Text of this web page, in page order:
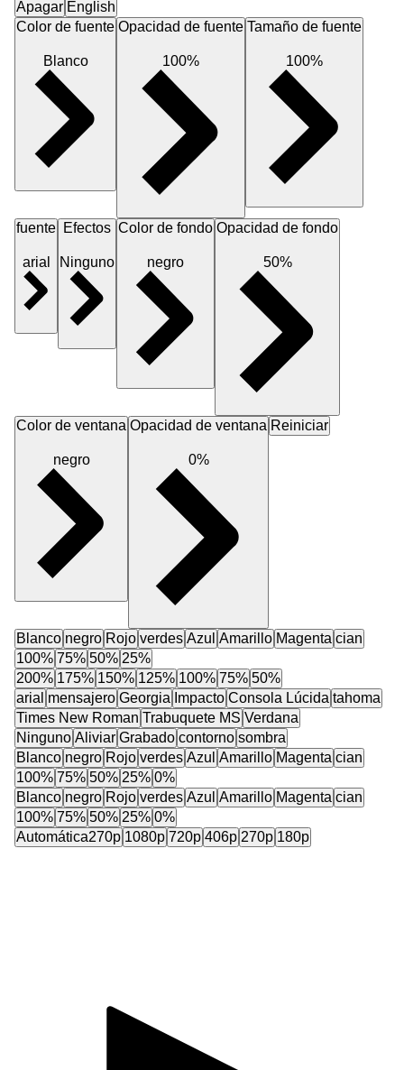
Apagar English
Color de fuente
Blanco
Opacidad de fuente
100%
Tamaño de fuente
100%
fuente
arial
Efectos
Ninguno
Color de fondo
negro
Opacidad de fondo
50%
Color de ventana
negro
Opacidad de ventana
0%
Reiniciar
Blanco negro Rojo verdes Azul Amarillo Magenta cian
100% 75% 50% 25%
200% 175% 150% 125% 100% 75% 50%
arial mensajero Georgia Impacto Consola Lúcida tahoma
Times New Roman Trabuquete MS Verdana
Ninguno Aliviar Grabado contorno sombra
Blanco negro Rojo verdes Azul Amarillo Magenta cian
100% 75% 50% 25% 0%
Blanco negro Rojo verdes Azul Amarillo Magenta cian
100% 75% 50% 25% 0%
Automática270p 1080p 720p 406p 270p 180p